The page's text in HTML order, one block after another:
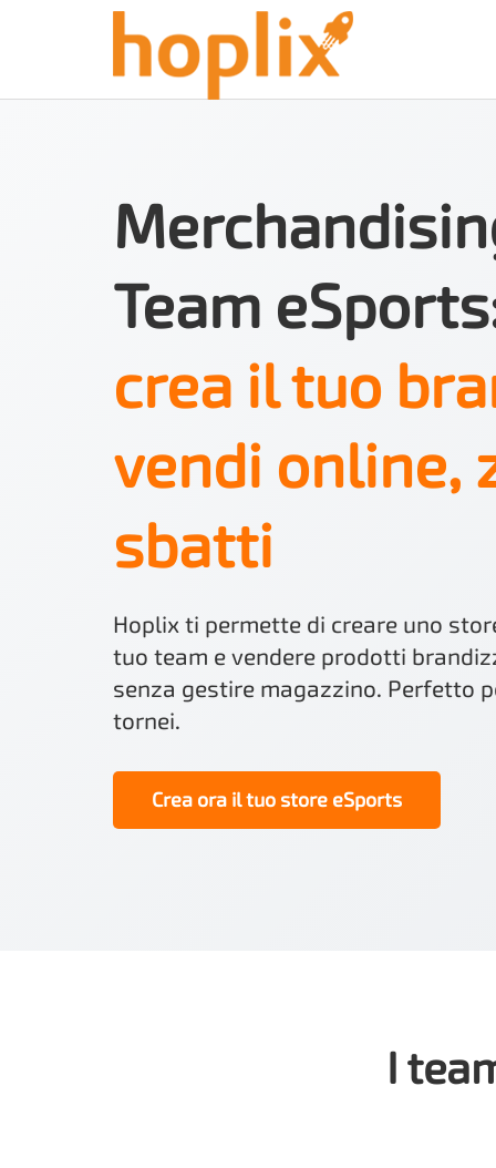
Team
crea il tuo
vendi online,
sbatti
Hoplix ti permette di creare uno
tuo team e vendere prodotti
senza gestire magazzino. Perfetto
tornei.
Crea ora il tuo store eSports
I